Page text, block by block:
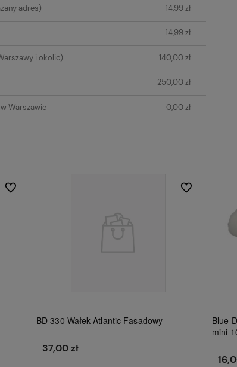
adres) 14,99 zł
14,99 zł
i okolic) 140,00 zł
250,00 zł
Warszawie 0,00 zł
Do ulubionych
BD 330 Wałek Atlantic Fasadowy
37,00 zł
Do ulubionych
Blue
mini